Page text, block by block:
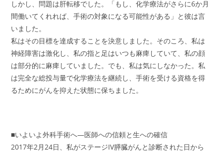
しかし、問題は肝転移でした。「もし、化学療法がさらに6か月
間働いてくれれば、手術の対象になる可能性がある」と彼は言
いました。
私はその目標を達成することを決意しました。そのころ、私は
神経障害は激化し、私の指と足はいつも麻痺していて、私の顔
は部分的に麻痺していました。でも、私は気にしなかった。私
は完全な総投与量で化学療法を継続し、手術を受ける資格を得
るためにがんを抑えた状態に保ちました。
■いよいよ外科手術へ―医師への信頼と生への確信
2017年2月24日、私がステージIV膵臓がんと診断された日から